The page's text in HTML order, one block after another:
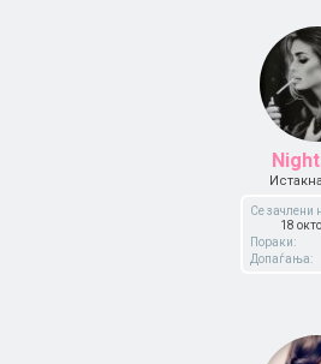
Се зачлени
18
Пораки:
Допаѓања: